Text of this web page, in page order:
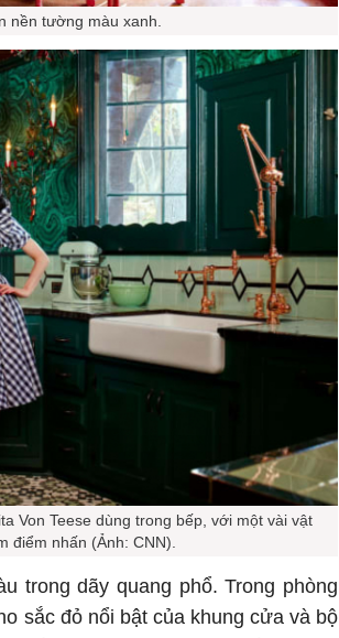
nền tường màu xanh.
Von Teese dùng trong bếp, với một vài vật
điểm nhấn (Ảnh: CNN).
trong dãy quang phổ. Trong phòng
sắc đỏ nổi bật của khung cửa và bộ